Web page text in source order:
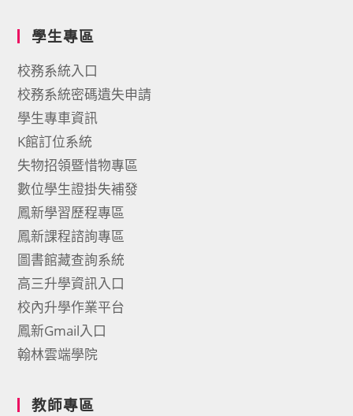
學生專區
校務系統入口
校務系統密碼遺失申請
學生專車資訊
K館訂位系統
失物招領暨惜物專區
數位學生證掛失補發
鳳新學習歷程專區
鳳新課程諮詢專區
圖書館藏查詢系統
高三升學資訊入口
校內升學作業平台
鳳新Gmail入口
翰林雲端學院
教師專區